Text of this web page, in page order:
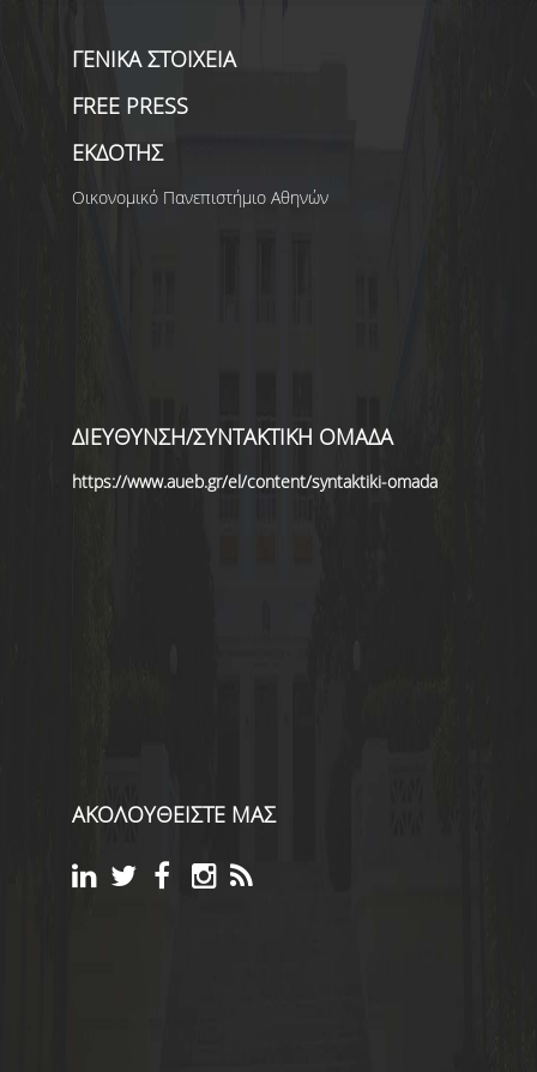
ΓΕΝΙΚΑ ΣΤΟΙΧΕΙΑ
FREE PRESS
ΕΚΔΟΤΗΣ
Οικονομικό Πανεπιστήμιο Αθηνών
ΔΙΕΥΘΥΝΣΗ/ΣΥΝΤΑΚΤΙΚΗ ΟΜΑΔΑ
https://www.aueb.gr/el/content/syntaktiki-omada
ΑΚΟΛΟΥΘΕΙΣΤΕ ΜΑΣ